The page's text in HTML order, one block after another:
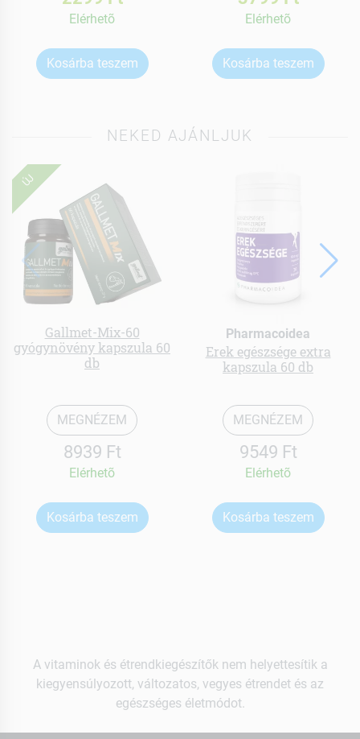
Elérhetõ
Kosárba teszem
Elérhetõ
Kosárba teszem
NEKED AJÁNLJUK
ÚJ
Gallmet-Mix-60
gyógynövény kapszula 60
db
MEGNÉZEM
8939 Ft
Elérhetõ
Kosárba teszem
Pharmacoidea
Erek egészsége extra
kapszula 60 db
MEGNÉZEM
9549 Ft
Elérhetõ
Kosárba teszem
A vitaminok és étrendkiegészítők nem helyettesítik a
kiegyensúlyozott, változatos, vegyes étrendet és az
egészséges életmódot.